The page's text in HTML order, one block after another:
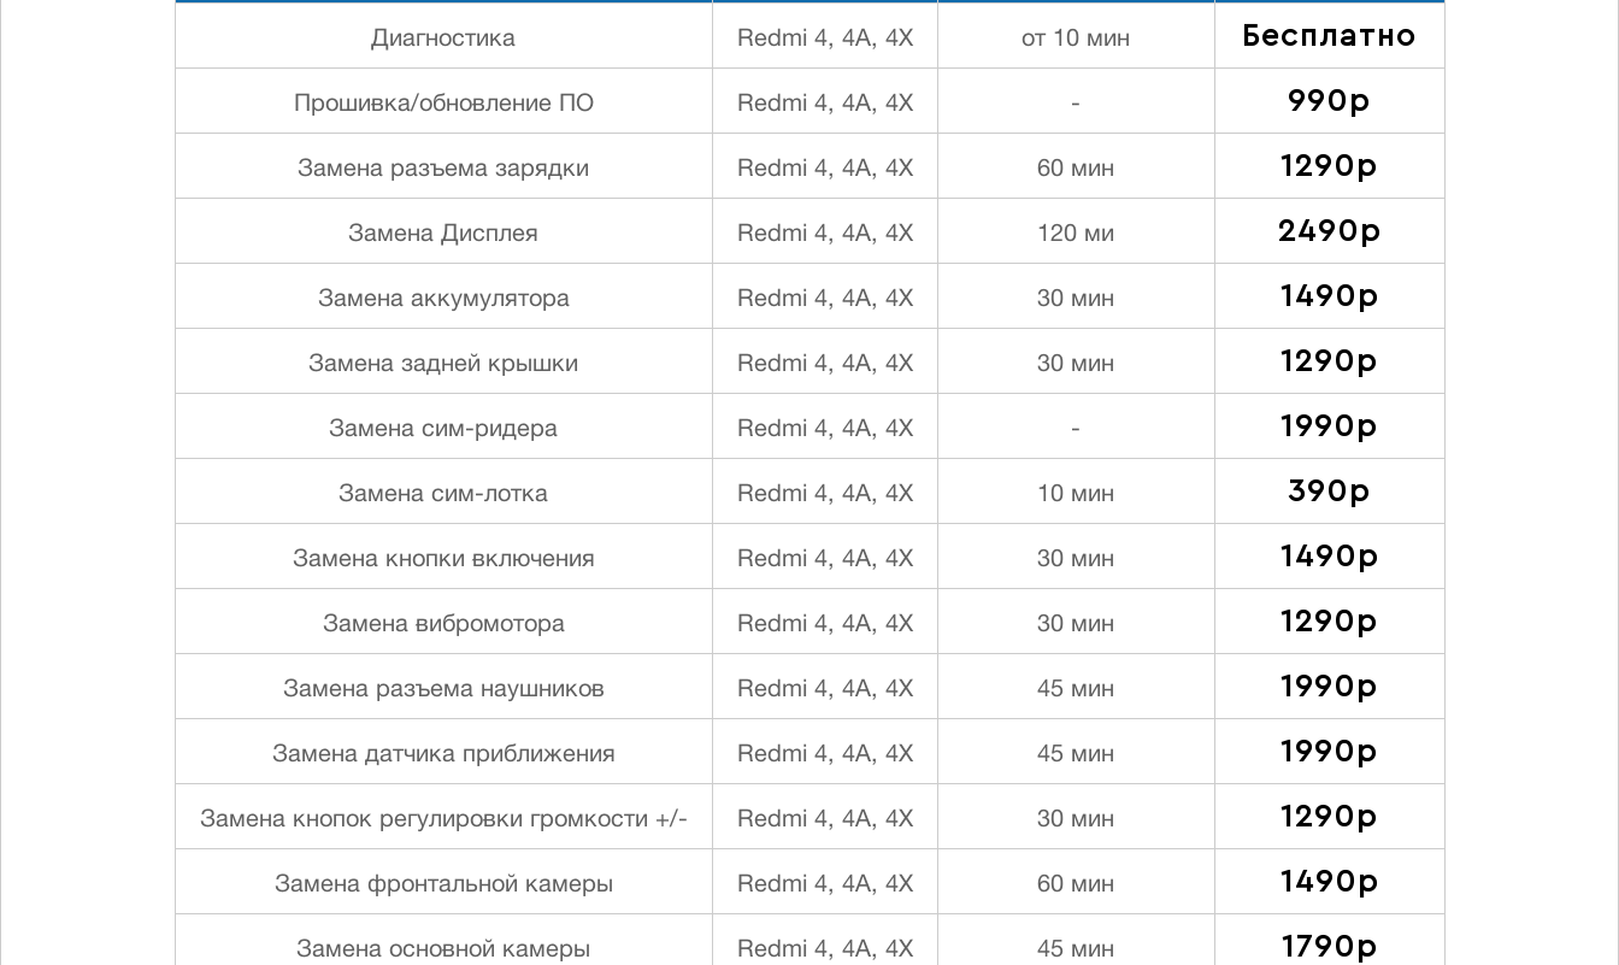
Диагностика Redmi 4, 4A, 4X от 10 мин Бесплатно
Прошивка/обновление ПО Redmi 4, 4A, 4X - 990р
Замена разъема зарядки Redmi 4, 4A, 4X 60 мин 1290р
Замена Дисплея Redmi 4, 4A, 4X 120 ми 2490р
Замена аккумулятора Redmi 4, 4A, 4X 30 мин 1490р
Замена задней крышки Redmi 4, 4A, 4X 30 мин 1290р
Замена сим-ридера Redmi 4, 4A, 4X - 1990р
Замена сим-лотка Redmi 4, 4A, 4X 10 мин 390р
Замена кнопки включения Redmi 4, 4A, 4X 30 мин 1490р
Замена вибромотора Redmi 4, 4A, 4X 30 мин 1290р
Замена разъема наушников Redmi 4, 4A, 4X 45 мин 1990р
Замена датчика приближения Redmi 4, 4A, 4X 45 мин 1990р
Замена кнопок регулировки громкости +/- Redmi 4, 4A, 4X 30 мин 1290р
Замена фронтальной камеры Redmi 4, 4A, 4X 60 мин 1490р
Замена основной камеры Redmi 4, 4A, 4X 45 мин 1790р